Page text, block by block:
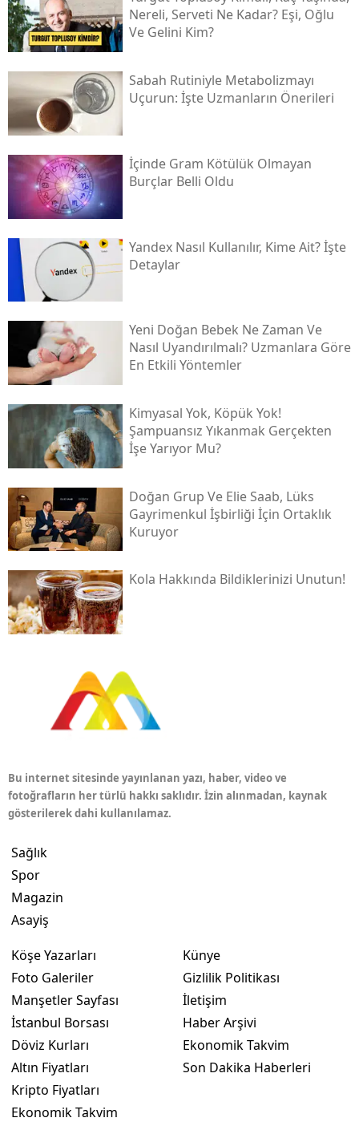
Nereli, Serveti Ne Kadar? Eşi, Oğlu
Ve Gelini Kim?
Sabah Rutiniyle Metabolizmayı
Uçurun: İşte Uzmanların Önerileri
İçinde Gram Kötülük Olmayan
Burçlar Belli Oldu
Yandex Nasıl Kullanılır, Kime Ait? İşte
Detaylar
Yeni Doğan Bebek Ne Zaman Ve
Nasıl Uyandırılmalı? Uzmanlara Göre
En Etkili Yöntemler
Kimyasal Yok, Köpük Yok!
Şampuansız Yıkanmak Gerçekten
İşe Yarıyor Mu?
Doğan Grup Ve Elie Saab, Lüks
Gayrimenkul İşbirliği İçin Ortaklık
Kuruyor
Kola Hakkında Bildiklerinizi Unutun!
Bu internet sitesinde yayınlanan yazı, haber, video ve
fotoğrafların her türlü hakkı saklıdır. İzin alınmadan, kaynak
gösterilerek dahi kullanılamaz.
Sağlık
Spor
Magazin
Asayiş
Köşe Yazarları
Foto Galeriler
Manşetler Sayfası
İstanbul Borsası
Döviz Kurları
Altın Fiyatları
Kripto Fiyatları
Ekonomik Takvim
Künye
Gizlilik Politikası
İletişim
Haber Arşivi
Ekonomik Takvim
Son Dakika Haberleri